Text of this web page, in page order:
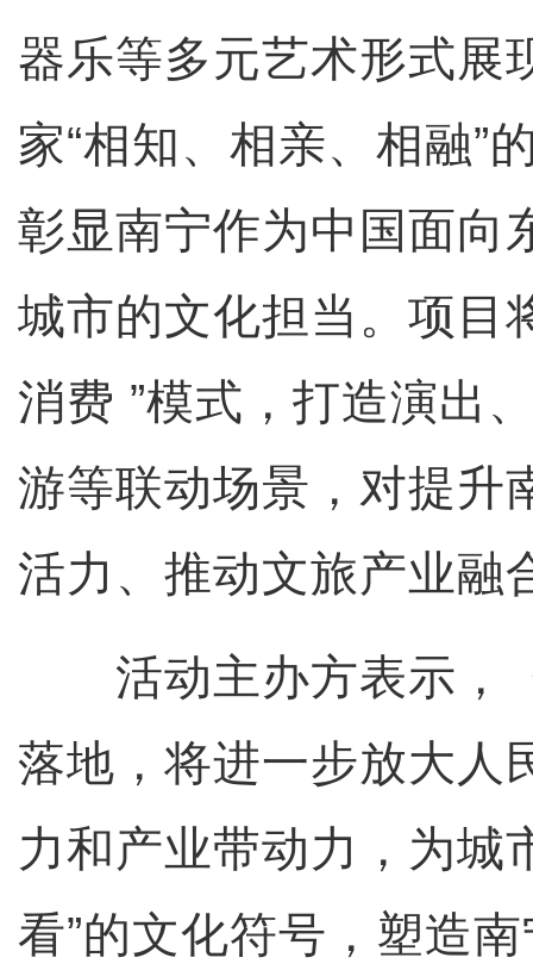
器乐等多元艺术形式展
家“相知、相亲、相融”
彰显南宁作为中国面向
城市的文化担当。项目
消费 ”模式，打造演出
游等联动场景，对提升
活力、推动文旅产业融
活动主办方表示，
落地，将进一步放大人
力和产业带动力，为城
看”的文化符号，塑造